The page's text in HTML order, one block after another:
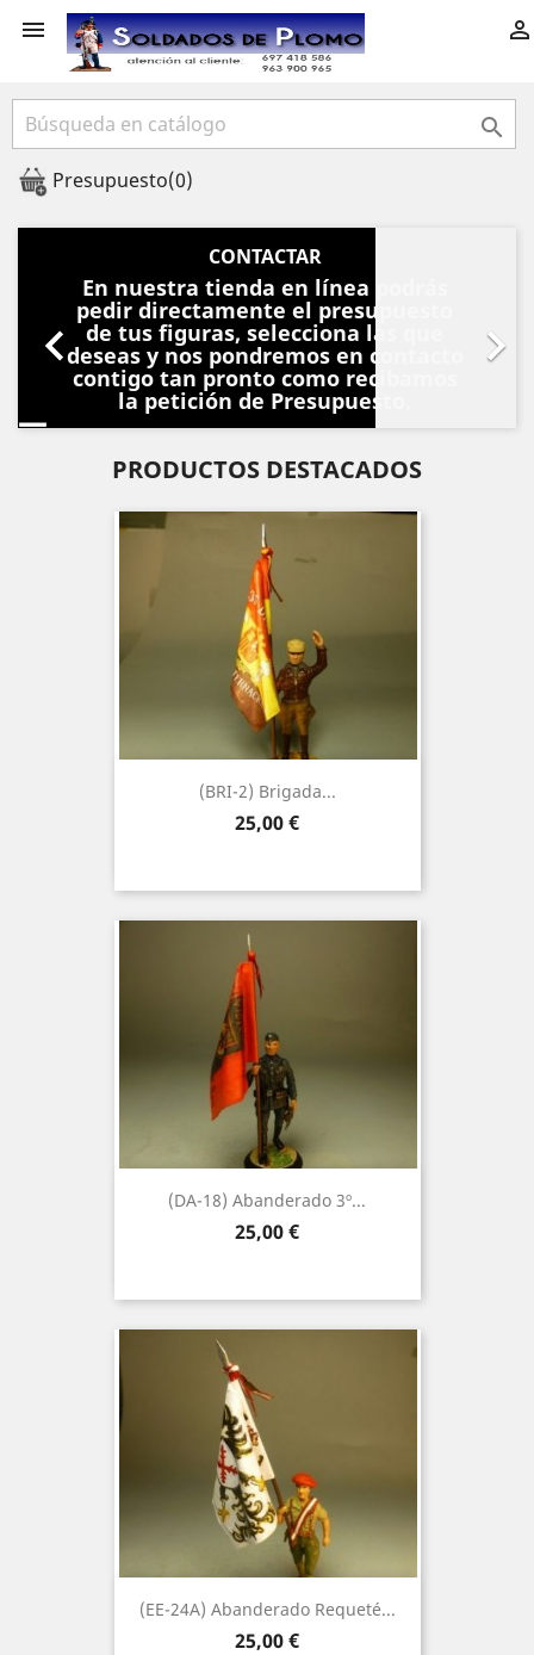
 

Presupuesto(0)
CONTACTAR
En nuestra tienda en línea podrás
pedir directamente el presupuesto
de tus figuras, selecciona las que
deseas y nos pondremos en contacto
contigo tan pronto como recibamos
la petición de Presupuesto.

Anterior

PRODUCTOS DESTACADOS
(BRI-2) Brigada...
Precio
25,00 €
(DA-18) Abanderado 3º...
Precio
25,00 €
(EE-24A) Abanderado Requeté...
Precio
25,00 €